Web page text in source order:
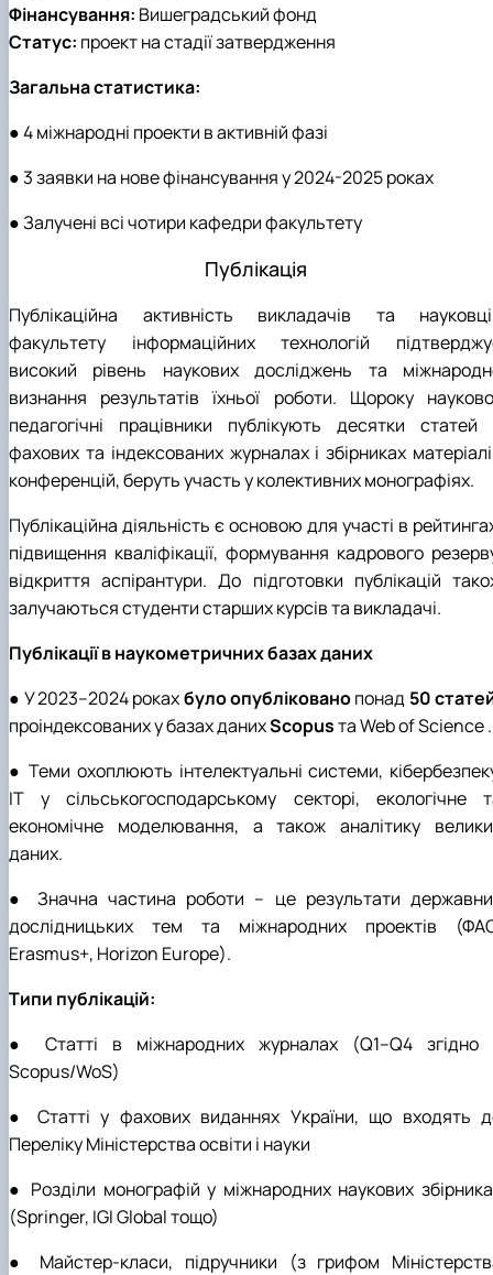
Фінансування: Вишеградський фонд
Статус: проект на стадії затвердження
Загальна статистика:
● 4 міжнародні проекти в активній фазі
● 3 заявки на нове фінансування у 2024-2025 роках
● Залучені всі чотири кафедри факультету
Публікація
Публікаційна активність викладачів та
факультету інформаційних технологій
високий рівень наукових досліджень та
визнання результатів їхньої роботи. Щороку
педагогічні працівники публікують десятки статей
фахових та індексованих журналах і збірниках
конференцій, беруть участь у колективних монографіях.
Публікаційна діяльність є основою для участі в
підвищення кваліфікації, формування кадрового
відкриття аспірантури. До підготовки публікацій
залучаються студенти старших курсів та викладачі.
Публікації в наукометричних базах даних
● У 2023–2024 рокахбуло опублікованопонад 50
проіндексованих у базах данихScopusта Web of Science .
● Теми охоплюють інтелектуальні системи,
ІТ у сільськогосподарському секторі, екологічне
економічне моделювання, а також аналітику
даних.
● Значна частина роботи – це результати
дослідницьких тем та міжнародних проектів
Erasmus+, Horizon Europe).
Типи публікацій:
● Статті в міжнародних журналах (Q1–Q4 згідно
Scopus/WoS)
● Статті у фахових виданнях України, що входять
Переліку Міністерства освіти і науки
● Розділи монографій у міжнародних наукових
(Springer, IGI Global тощо)
● Майстер-класи, підручники (з грифом